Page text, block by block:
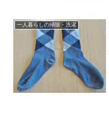
一人暮らしの掃除・洗濯